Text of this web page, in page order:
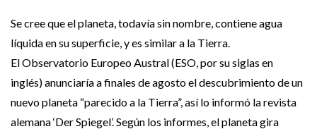
Se cree que el planeta, todavía sin nombre, contiene agua
líquida en su superficie, y es similar a la Tierra.
El Observatorio Europeo Austral (ESO, por su siglas en
inglés) anunciaría a finales de agosto el descubrimiento de un
nuevo planeta “parecido a la Tierra”, así lo informó la revista
alemana ‘Der Spiegel’. Según los informes, el planeta gira